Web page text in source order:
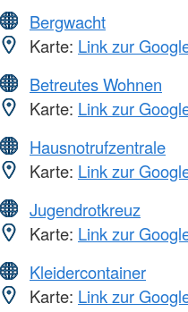
Bergwacht
Karte: Link zur
Betreutes Wohnen
Karte: Link zur
Hausnotrufzentrale
Karte: Link zur
Jugendrotkreuz
Karte: Link zur
Kleidercontainer
Karte: Link zur